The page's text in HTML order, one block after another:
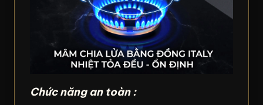
Chức năng an toàn :